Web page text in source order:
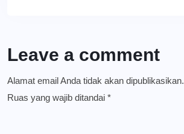
Leave a comment
Alamat email Anda tidak akan dipublikasikan.
Ruas yang wajib ditandai *